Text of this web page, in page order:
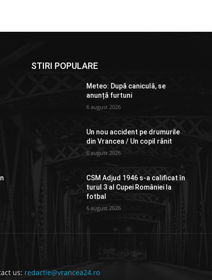
STIRI POPULARE
Meteo: După caniculă, se
anunță furtuni
6 august 2026
Un nou accident pe drumurile
din Vrancea / Un copil rănit
6 august 2026
CSM Adjud 1946 s-a calificat în
turul 3 al Cupei României la
fotbal
6 august 2026
us: redactie@vrancea24.ro